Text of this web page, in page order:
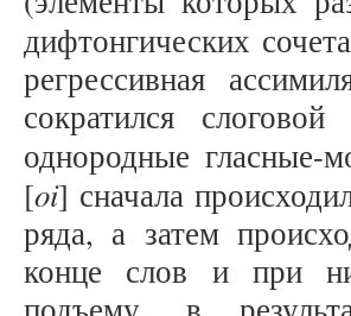
дифтонгических
регрессивная
сократился
однородные гласные-
[oi] сначала
ряда, а затем
конце слов и при